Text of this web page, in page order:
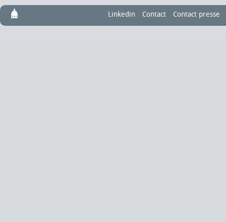
Linkedin Contact Contact presse